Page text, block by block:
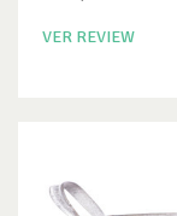
VER REVIEW